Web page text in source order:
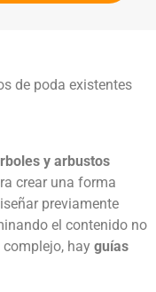
de poda existentes
y arbustos
crear una forma
previamente
el contenido no
complejo, hay guías